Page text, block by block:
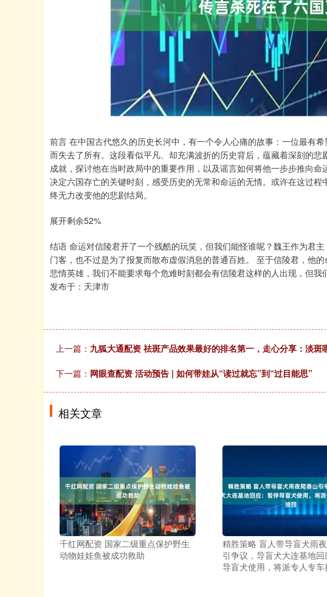
前言 在中国古代悠久的历史长河中，有一个令人心痛的故事：一位最有
而失去了所有。这段看似平凡、却充满波折的历史背后，蕴藏着深刻的悲
成就，探讨他在当时政局中的重要作用，以及谣言如何将他一步步推向
决定六国存亡的关键时刻，感受历史的无常和命运的无情。或许在这过
终无力改变他的悲剧结局。
展开剩余52%
结语 命运对信陵君开了一个残酷的玩笑，但我们能怪谁呢？魏王作为君
门客，也不过是为了报复而散布虚假消息的普通百姓。 至于信陵君，他
悲情英雄，我们不能要求每个危难时刻都会有信陵君这样的人出现，但我
发布于：天津市
上一篇： 九狐大通配资 祛斑产品效果最好的排名第一，走心分享：淡斑
下一篇： 网眼查配资 活动预告 | 如何带娃从“读过就忘”到“过目能思”
相关文章
千红网配资 国家二级重点保护野生
动物娃娃鱼被成功救助
精胜策略 盲人带导盲犬雨
引争议，导盲犬大连基地
导盲犬使用，将派专人专车